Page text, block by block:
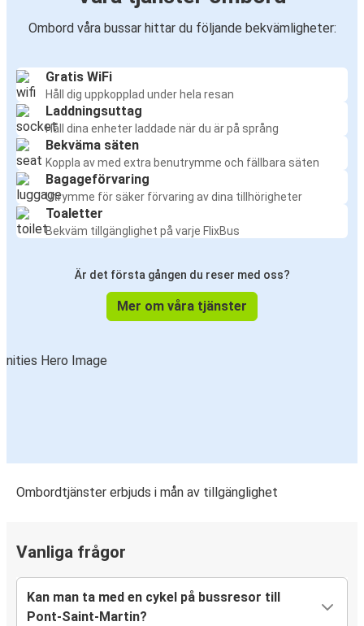
Ombord våra bussar hittar du följande bekvämligheter:
Gratis WiFi
Håll dig uppkopplad under hela resan
Laddningsuttag
Håll dina enheter laddade när du är på språng
Bekväma säten
Koppla av med extra benutrymme och fällbara säten
Bagageförvaring
Utrymme för säker förvaring av dina tillhörigheter
Toaletter
Bekväm tillgänglighet på varje FlixBus
Är det första gången du reser med oss?
Mer om våra tjänster
Ombordtjänster erbjuds i mån av tillgänglighet
Vanliga frågor
Kan man ta med en cykel på bussresor till
Pont-Saint-Martin?